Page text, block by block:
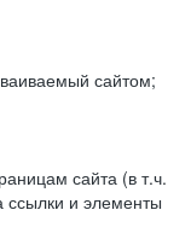
сайтом;
сайта (в т.ч.
и элементы